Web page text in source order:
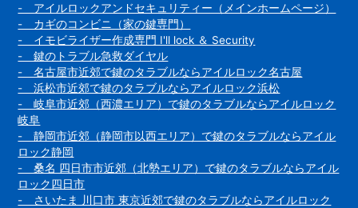
- アイルロックアンドセキュリティー（メインホームページ）
- カギのコンビニ（家の鍵専門）
- イモビライザー作成専門 I'll lock ＆ Security
- 鍵のトラブル急救ダイヤル
- 名古屋市近郊で鍵のタラブルならアイルロック名古屋
- 浜松市近郊で鍵のタラブルならアイルロック浜松
- 岐阜市近郊（西濃エリア）で鍵のタラブルならアイルロック
岐阜
- 静岡市近郊（静岡市以西エリア）で鍵のタラブルならアイル
ロック静岡
- 桑名 四日市市近郊（北勢エリア）で鍵のタラブルならアイル
ロック四日市
- さいたま 川口市 東京近郊で鍵のタラブルならアイルロック